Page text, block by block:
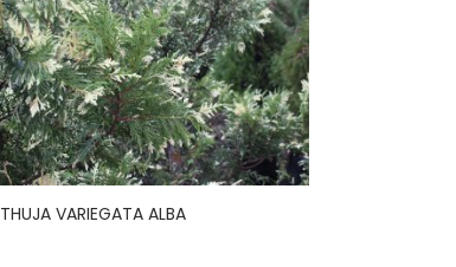
THUJA VARIEGATA ALBA